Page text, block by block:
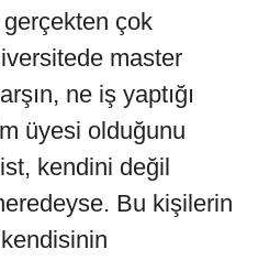
çok
master
ne iş yaptığı
üyesi ol­duğunu
kendini değil
Bu kişilerin
kendisinin